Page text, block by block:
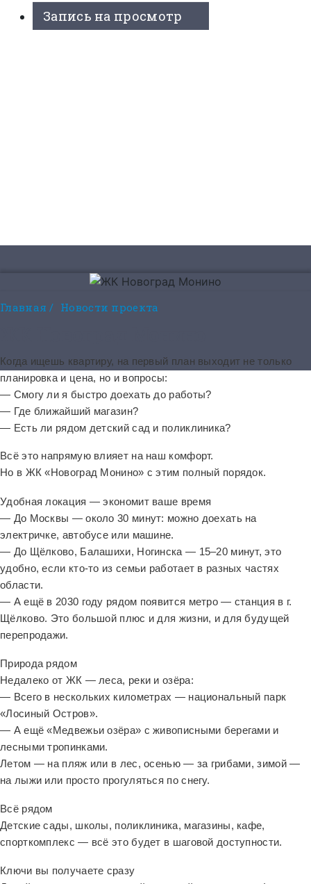
Запись на просмотр
Главная/ Новости проекта
Когда ищешь квартиру, на первый план выходит не только
планировка и цена, но и вопросы:
— Смогу ли я быстро доехать до работы?
— Где ближайший магазин?
— Есть ли рядом детский сад и поликлиника?
Всё это напрямую влияет на наш комфорт.
Но в ЖК «Новоград Монино» с этим полный порядок.
Удобная локация — экономит ваше время
— До Москвы — около 30 минут: можно доехать на
электричке, автобусе или машине.
— До Щёлково, Балашихи, Ногинска — 15–20 минут, это
удобно, если кто-то из семьи работает в разных частях
области.
— А ещё в 2030 году рядом появится метро — станция в г.
Щёлково. Это большой плюс и для жизни, и для будущей
перепродажи.
Природа рядом
Недалеко от ЖК — леса, реки и озёра:
— Всего в нескольких километрах — национальный парк
«Лосиный Остров».
— А ещё «Медвежьи озёра» с живописными берегами и
лесными тропинками.
Летом — на пляж или в лес, осенью — за грибами, зимой —
на лыжи или просто прогуляться по снегу.
Всё рядом
Детские сады, школы, поликлиника, магазины, кафе,
спорткомплекс — всё это будет в шаговой доступности.
Ключи вы получаете сразу